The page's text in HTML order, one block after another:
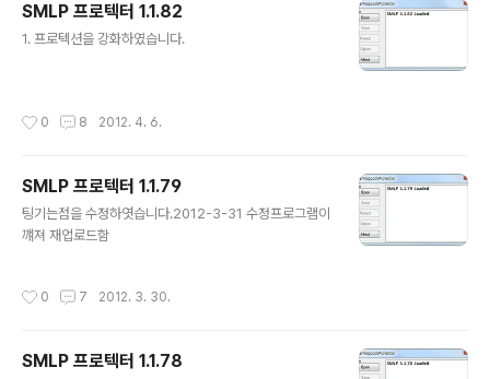
SMLP 프로텍터 1.1.82
1. 프로텍션을 강화하였습니다.
0 8 2012. 4. 6.
SMLP 프로텍터 1.1.79
팅기는점을 수정하엿습니다.2012-3-31 수정프로그램이
꺠져 재업로드함
0 7 2012. 3. 30.
SMLP 프로텍터 1.1.78